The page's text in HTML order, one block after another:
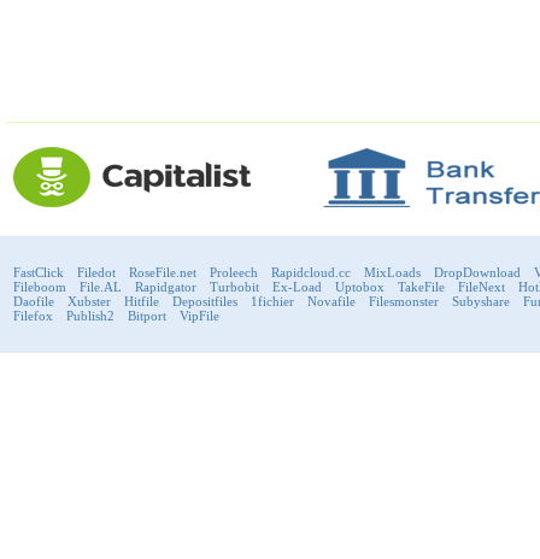
FastClick Filedot RoseFile.net Proleech Rapidcloud.cc MixLoads DropDownload
Fileboom
File.AL Rapidgator Turbobit Ex-Load Uptobox TakeFile FileNext
Daofile
Xubster Hitfile Depositfiles 1fichier Novafile Filesmonster Subyshare
Filefox
Publish2 Bitport VipFile